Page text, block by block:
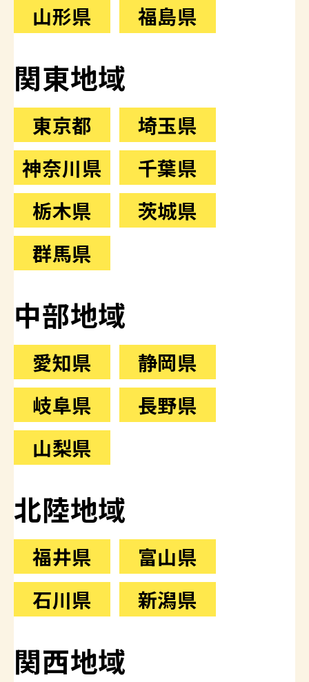
山形県 福島県
関東地域
東京都
埼玉県
神奈川県
千葉県
栃木県
茨城県
群馬県
中部地域
愛知県
静岡県
岐阜県
長野県
山梨県
北陸地域
福井県
富山県
石川県
新潟県
関西地域